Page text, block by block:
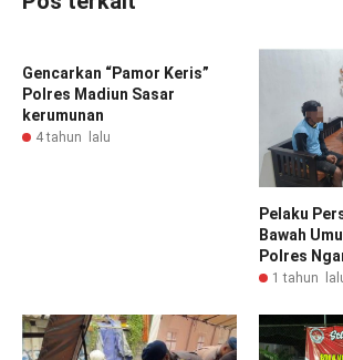
Gencarkan “Pamor Keris”
Polres Madiun Sasar
kerumunan
4 tahun lalu
Pelaku
Bawah
Polres
1 tahun